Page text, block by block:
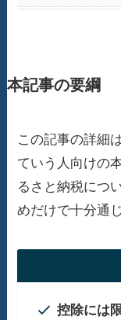
本記事の要綱
この記事の詳細
ていう人向けの
るさと納税につ
めだけで十分通
控除には